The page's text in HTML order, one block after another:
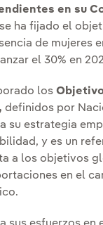
en su
ha fijado el
de mujeres
el 30% en
los
definidos por
su estrategia
y es un
a los objetivos
en el